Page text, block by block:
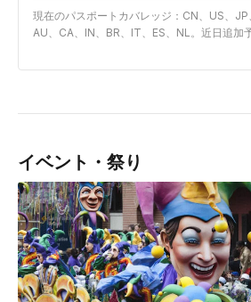
現在のパスポートカバレッジ：CN、US、JP
AU、CA、IN、BR、IT、ES、NL。近日追加予
イベント・祭り